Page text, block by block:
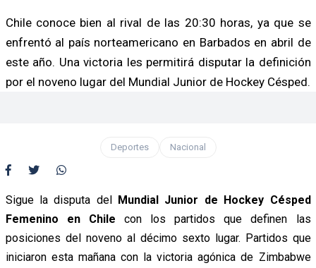
Chile conoce bien al rival de las 20:30 horas, ya que se
enfrentó al país norteamericano en Barbados en abril de
este año. Una victoria les permitirá disputar la definición
por el noveno lugar del Mundial Junior de Hockey Césped.
Deportes Nacional
Sigue la disputa del Mundial Junior de Hockey Césped
Femenino en Chile con los partidos que definen las
posiciones del noveno al décimo sexto lugar. Partidos que
iniciaron esta mañana con la victoria agónica de Zimbabwe